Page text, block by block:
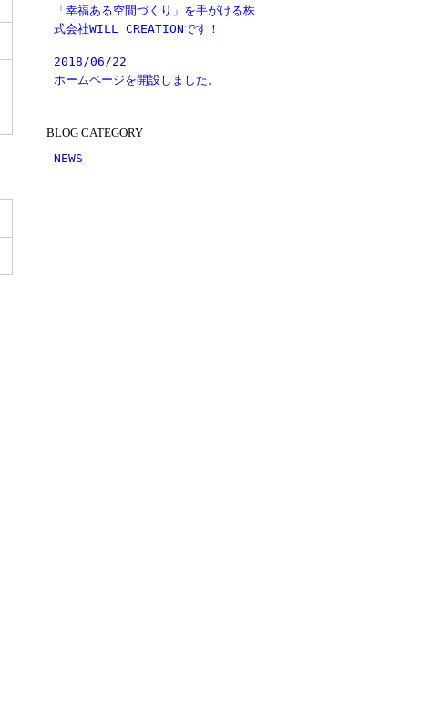
「幸福ある空間づくり」を手がける株
式会社WILL CREATIONです！
2018/06/22
ホームページを開設しました。
BLOG CATEGORY
NEWS